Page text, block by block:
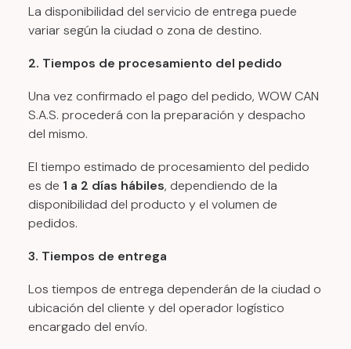
La disponibilidad del servicio de entrega puede
variar según la ciudad o zona de destino.
2. Tiempos de procesamiento del pedido
Una vez confirmado el pago del pedido, WOW CAN
S.A.S. procederá con la preparación y despacho
del mismo.
El tiempo estimado de procesamiento del pedido
es de 1 a 2 días hábiles, dependiendo de la
disponibilidad del producto y el volumen de
pedidos.
3. Tiempos de entrega
Los tiempos de entrega dependerán de la ciudad o
ubicación del cliente y del operador logístico
encargado del envío.